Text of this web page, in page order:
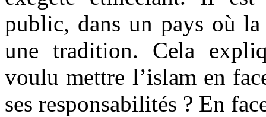
public, dans un pays où
une tradition. Cela
voulu mettre l’islam en
ses responsabilités ? En